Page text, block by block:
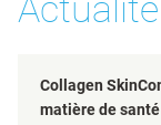
Actualité
Collagen
matière de